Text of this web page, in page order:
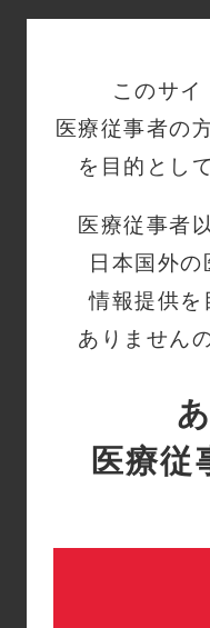
このサ
医療従事者の
を目的とし
医療従事者
日本国外
情報提供を
ありません
医療従
ーズ本
スプレ
ングが
詳細はこ
Q
SCD700
が出て
これは
詳細はこ